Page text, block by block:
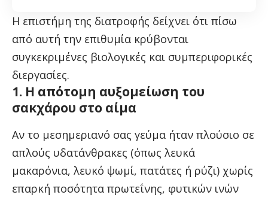
Η επιστήμη της διατροφής δείχνει ότι πίσω
από αυτή την επιθυμία κρύβονται
συγκεκριμένες βιολογικές και συμπεριφορικές
διεργασίες.
1. Η απότομη αυξομείωση του
σακχάρου στο αίμα
Αν το μεσημεριανό σας γεύμα ήταν πλούσιο σε
απλούς υδατάνθρακες (όπως λευκά
μακαρόνια, λευκό ψωμί, πατάτες ή ρύζι) χωρίς
επαρκή ποσότητα πρωτεΐνης, φυτικών ινών